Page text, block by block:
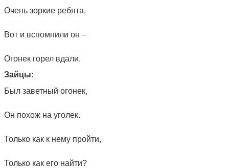
Очень зоркие ребята.
Вот и вспомнили он –
Огонек горел вдали.
Зайцы:
Был заветный огонек,
Он похож на уголек.
Только как к нему пройти,
Только как его найти?